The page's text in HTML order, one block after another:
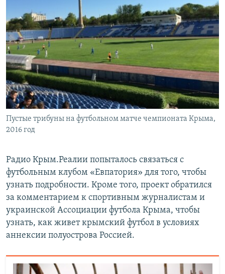
Пустые трибуны на футбольном матче чемпионата Крыма,
2016 год
Радио Крым.Реалии попыталось связаться с
футбольным клубом «Евпатория» для того, чтобы
узнать подробности. Кроме того, проект обратился
за комментарием к спортивным журналистам и
украинской Ассоциации футбола Крыма, чтобы
узнать, как живет крымский футбол в условиях
аннексии полуострова Россией.